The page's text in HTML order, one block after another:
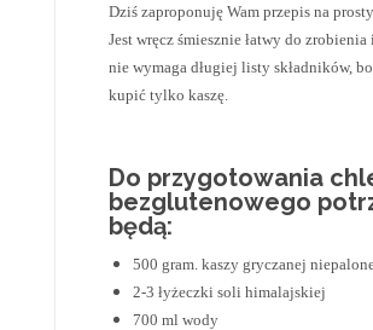
Dziś zaproponuję Wam przepis na
Jest wręcz śmiesznie łatwy do
nie wymaga długiej listy składników,
kupić tylko kaszę.
Do przygotowania
bezglutenowego
będą:
500 gram. kaszy gryczanej
2-3 łyżeczki soli himalajskiej
700 ml wody